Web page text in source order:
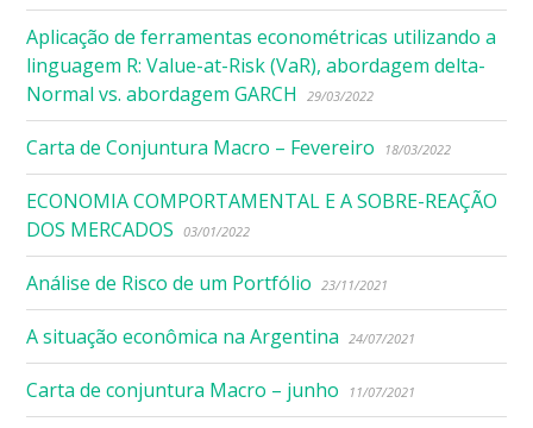
Aplicação de ferramentas econométricas utilizando a
linguagem R: Value-at-Risk (VaR), abordagem delta-
Normal vs. abordagem GARCH
29/03/2022
Carta de Conjuntura Macro – Fevereiro 18/03/2022
ECONOMIA COMPORTAMENTAL E A SOBRE-REAÇÃO
DOS MERCADOS
03/01/2022
Análise de Risco de um Portfólio 23/11/2021
A situação econômica na Argentina 24/07/2021
Carta de conjuntura Macro – junho 11/07/2021